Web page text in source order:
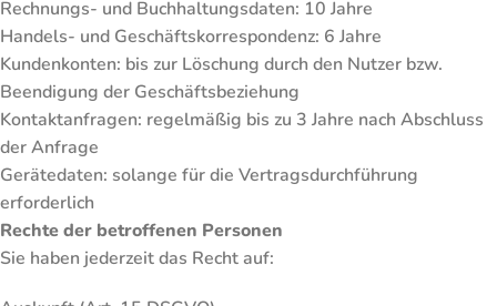
Rechnungs- und Buchhaltungsdaten: 10 Jahre
Handels- und Geschäftskorrespondenz: 6 Jahre
Kundenkonten: bis zur Löschung durch den Nutzer bzw.
Beendigung der Geschäftsbeziehung
Kontaktanfragen: regelmäßig bis zu 3 Jahre nach Abschluss
der Anfrage
Gerätedaten: solange für die Vertragsdurchführung
erforderlich
Rechte der betroffenen Personen
Sie haben jederzeit das Recht auf: